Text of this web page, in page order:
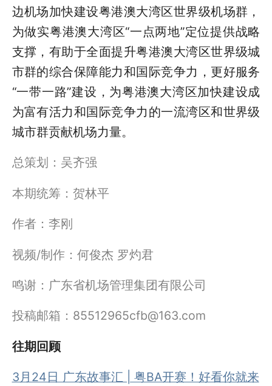
边机场加快建设粤港澳大湾区世界级机场群，
为做实粤港澳大湾区“一点两地”定位提供战略
支撑，有助于全面提升粤港澳大湾区世界级城
市群的综合保障能力和国际竞争力，更好服务
“一带一路”建设，为粤港澳大湾区加快建设成
为富有活力和国际竞争力的一流湾区和世界级
城市群贡献机场力量。
总策划：吴齐强
本期统筹：贺林平
作者：李刚
视频/制作：何俊杰 罗灼君
鸣谢：广东省机场管理集团有限公司
投稿邮箱：85512965cfb@163.com
往期回顾
3月24日 广东故事汇 | 粤BA开赛！好看你就来